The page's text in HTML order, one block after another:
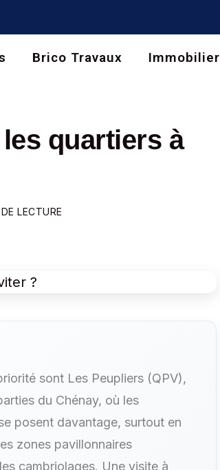
Brico Travaux Immobilier
quartiers à
LECTURE
sont Les Peupliers (QPV),
du Chénay, où les
posent davantage, surtout en
zones pavillonnaires
cambriolages. Une visite à